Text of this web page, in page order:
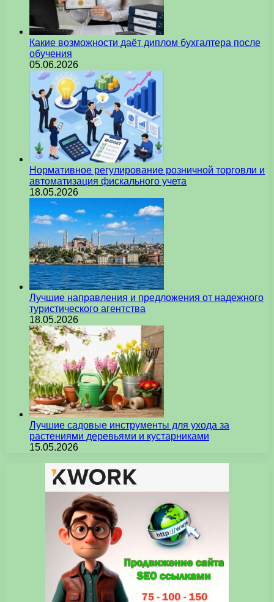
Какие возможности даёт диплом бухгалтера после
обучения
05.06.2026
Нормативное регулирование розничной торговли и
автоматизация фискального учета
18.05.2026
Лучшие направления и предложения от надежного
туристического агентства
18.05.2026
Лучшие садовые инструменты для ухода за
растениями деревьями и кустарниками
15.05.2026